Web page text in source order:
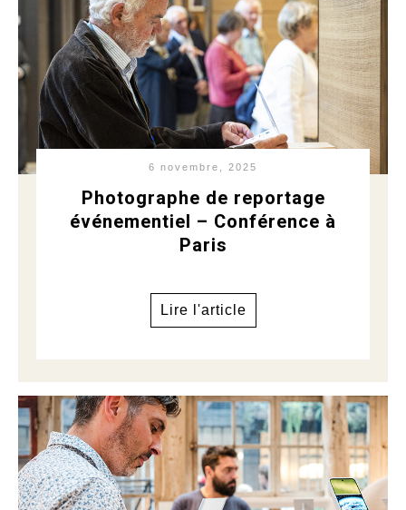
6 novembre, 2025
Photographe de reportage
événementiel – Conférence à
Paris
Lire l'article